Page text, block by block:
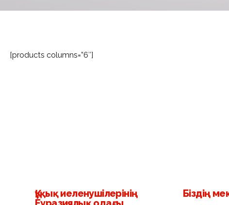
[products columns=”6″]
Құқық иеленушілерінің
Біздің